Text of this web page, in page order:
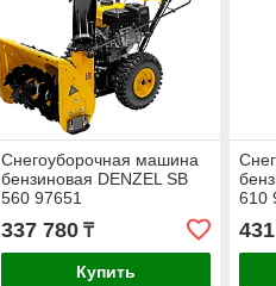
Снегоуборочная машина
бензиновая DENZEL SB
560 97651
337 780₸
Купить
610